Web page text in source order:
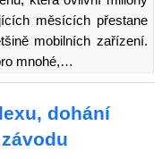
měsících přestane
mobilních zařízení.
mnohé,…
dohání